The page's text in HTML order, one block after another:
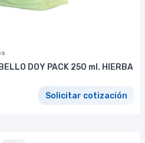
DOY PACK 250 ml. HIERBA
Solicitar cotización